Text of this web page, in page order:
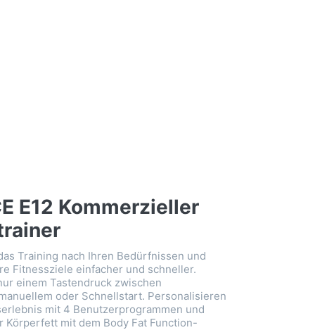
E12 Kommerzieller
Training nach Ihren Bedürfnissen und
Fitnessziele einfacher und schneller.
einem Tastendruck zwischen
oder Schnellstart. Personalisieren
mit 4 Benutzerprogrammen und
Körperfett mit dem Body Fat Function-